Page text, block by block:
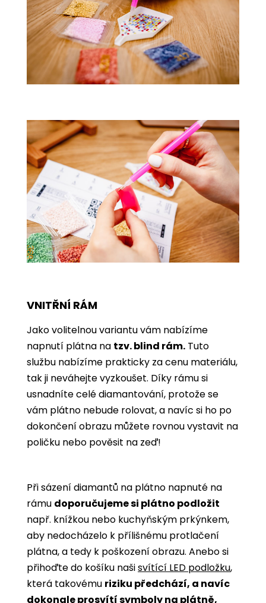
VNITŘNÍ RÁM
Jako volitelnou variantu vám nabízíme
napnutí plátna na tzv. blind rám. Tuto
službu nabízíme prakticky za cenu materiálu,
tak ji neváhejte vyzkoušet. Díky rámu si
usnadníte celé diamantování, protože se
vám plátno nebude rolovat, a navíc si ho po
dokončení obrazu můžete rovnou vystavit na
poličku nebo pověsit na zeď!
Při sázení diamantů na plátno napnuté na
rámu doporučujeme si plátno podložit
např. knížkou nebo kuchyňským prkýnkem,
aby nedocházelo k přílišnému protlačení
plátna, a tedy k poškození obrazu. Anebo si
přihoďte do košíku našisvítící LED podložku,
která takovému riziku předchází, a navíc
dokonale prosvítí symboly na plátně,